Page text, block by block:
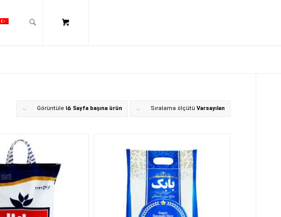
Sıralama ölçütüVarsayılan
Görüntüle15 Sayfa başına ürün